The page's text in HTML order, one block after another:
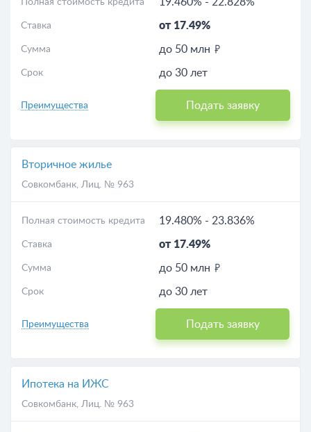
Полная стоимость кредита
Ставка от 17.49%
Сумма до 50 млн
Срок до 30 лет
Преимущества Подать заявку
Вторичное жилье
Совкомбанк, Лиц. № 963
Полная стоимость кредита 19.480% - 23.836%
Ставка от 17.49%
Сумма до 50 млн
Срок до 30 лет
Преимущества Подать заявку
Ипотека на ИЖС
Совкомбанк, Лиц. № 963